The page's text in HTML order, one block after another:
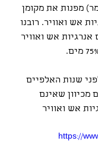
מפנות את מקומן
אש ואוויר. רובנו
אש ואוויר
שנות האלפיים
מכיוון שאינם
אש ואוויר
https://